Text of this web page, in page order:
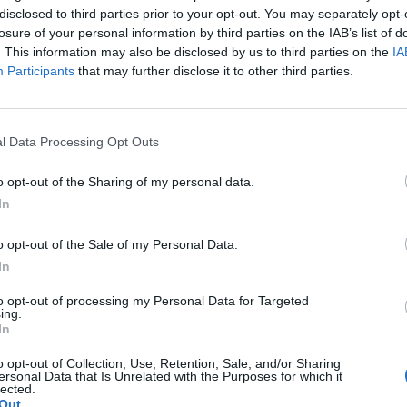
to third parties prior to your opt-out. You may separately
of your personal information by third parties on the IAB’s list of
This information may also be disclosed by us to third parties on the
Participants that may further disclose it to other third parties.
Data Processing Opt Outs
opt-out of the Sharing of my personal data.
opt-out of the Sale of my Personal Data.
opt-out of processing my Personal Data for Targeted
opt-out of Collection, Use, Retention, Sale, and/or Sharing
Data that Is Unrelated with the Purposes for which it
non va in ferie: ogni
per te
propone un appuntamento diverso ogni sera, tra
laboratori creativi, sfide musicali e burraco